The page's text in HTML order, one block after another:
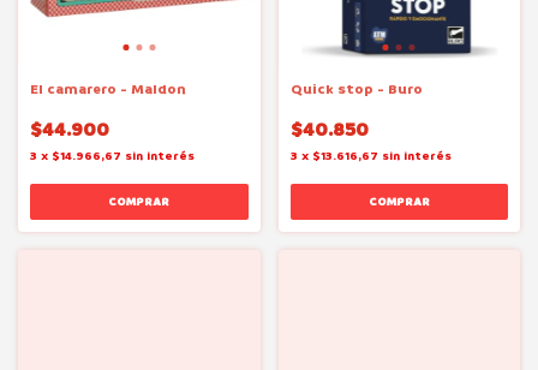
El camarero - Maldon
$44.900
3 x $14.966,67 sin interés
Quick stop - Buro
$40.850
3 x $13.616,67 sin interés